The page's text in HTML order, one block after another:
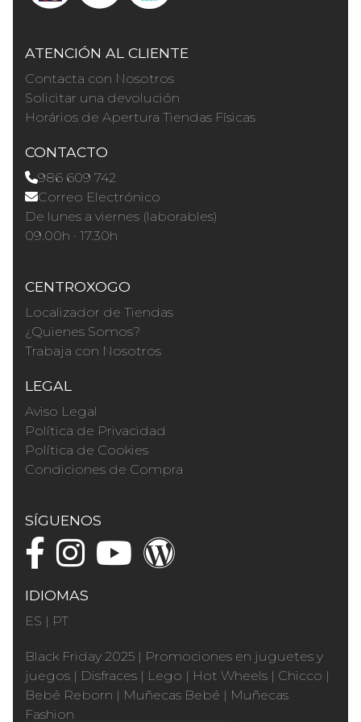
ATENCIÓN AL CLIENTE
Contacta con Nosotros
Solicitar una devolución
Horários de Apertura Tiendas Físicas
CONTACTO
986 609 742
Correo Electrónico
De lunes a viernes (laborables)
09.00h · 17.30h
CENTROXOGO
Localizador de Tiendas
¿Quienes Somos?
Trabaja con Nosotros
LEGAL
Aviso Legal
Política de Privacidad
Política de Cookies
Condiciones de Compra
SÍGUENOS
IDIOMAS
ES | PT
Black Friday 2025 | Promociones en juguetes y
juegos | Disfraces | Lego | Hot Wheels | Chicco |
Bebé Reborn | Muñecas Bebé | Muñecas
Fashion